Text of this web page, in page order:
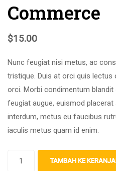
Commerce
$15.00
Nunc feugiat nisi metus, ac
tristique. Duis at orci quis lectus
orci. Morbi condimentum blandit
feugiat augue, euismod
interdum, metus eu faucibus
iaculis metus quam id enim.
TAMBAH KE